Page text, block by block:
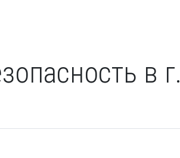
в г.